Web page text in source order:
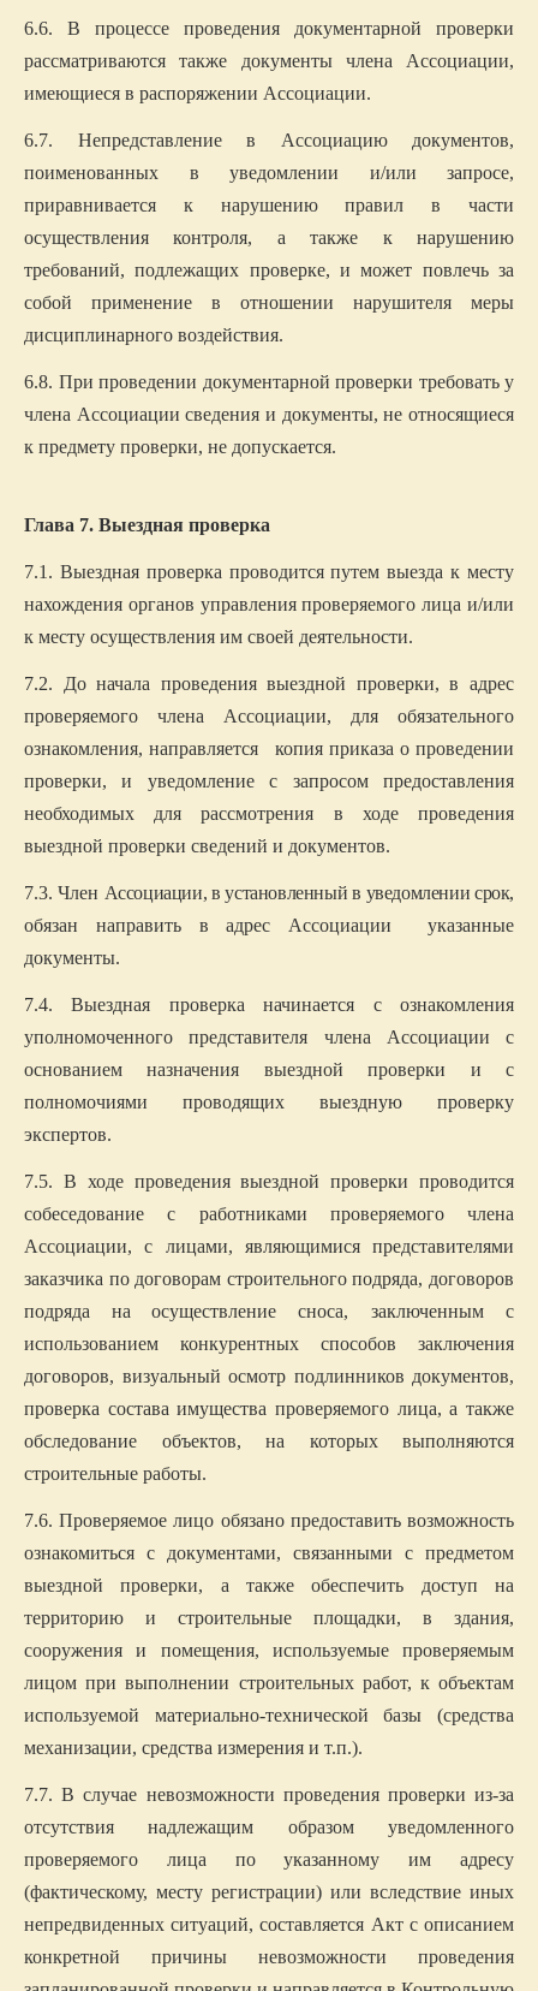
6.6. В процессе проведения документарной проверки
рассматриваются также документы члена Ассоциации,
имеющиеся в распоряжении Ассоциации.
6.7. Непредставление в Ассоциацию документов,
поименованных в уведомлении и/или запросе,
приравнивается к нарушению правил в части
осуществления контроля, а также к нарушению
требований, подлежащих проверке, и может повлечь за
собой применение в отношении нарушителя меры
дисциплинарного воздействия.
6.8. При проведении документарной проверки требовать у
члена Ассоциации сведения и документы, не относящиеся
к предмету проверки, не допускается.
Глава 7. Выездная проверка
7.1. Выездная проверка проводится путем выезда к месту
нахождения органов управления проверяемого лица и/или
к месту осуществления им своей деятельности.
7.2. До начала проведения выездной проверки, в адрес
проверяемого члена Ассоциации, для обязательного
ознакомления, направляетсякопия приказа о проведении
проверки, и уведомление с запросом предоставления
необходимых для рассмотрения в ходе проведения
выездной проверки сведений и документов.
7.3. Член Ассоциации, в установленный в уведомлении срок,
обязан направить в адрес Ассоциации указанные
документы.
7.4. Выездная проверка начинается с ознакомления
уполномоченного представителя члена Ассоциации с
основанием назначения выездной проверки и с
полномочиями проводящих выездную проверку
экспертов.
7.5. В ходе проведения выездной проверки проводится
собеседование с работниками проверяемого члена
Ассоциации, с лицами, являющимися представителями
заказчика по договорам строительного подряда, договоров
подряда на осуществление сноса,
заключенным с
использованием конкурентных способов заключения
договоров, визуальный осмотр подлинников документов,
проверка состава имущества проверяемого лица, а также
обследование объектов, на которых выполняются
строительные работы.
7.6. Проверяемое лицо обязано предоставить возможность
ознакомиться с документами, связанными с предметом
выездной проверки, а также обеспечить доступ на
территорию и строительные площадки, в здания,
сооружения и помещения, используемые проверяемым
лицом при выполнении строительных работ, к объектам
используемой материально-технической базы (средства
механизации, средства измерения и т.п.).
7.7. В случае невозможности проведения проверки из-за
отсутствия надлежащим образом уведомленного
проверяемого лица по указанному им адресу
(фактическому, месту регистрации) или вследствие иных
непредвиденных ситуаций, составляется Акт с описанием
конкретной причины невозможности проведения